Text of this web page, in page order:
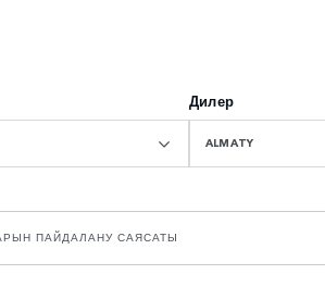
Дилер
ALMATY
ПАЙДАЛАНУ САЯСАТЫ